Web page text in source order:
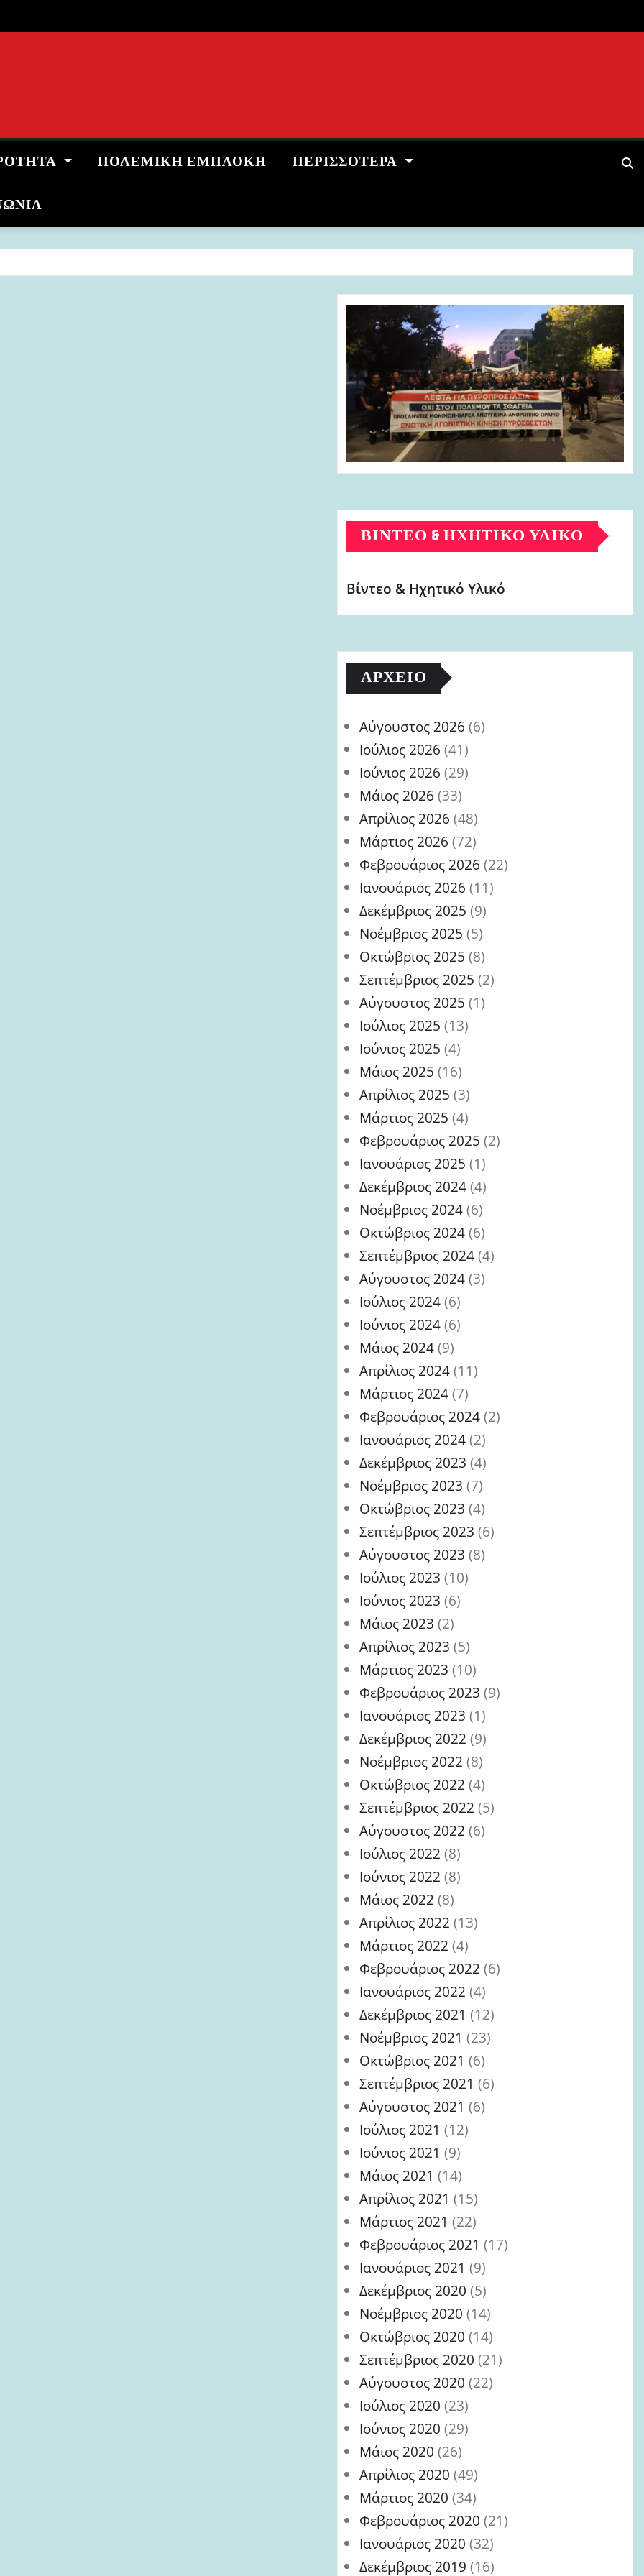
ΠΟΛΕΜΙΚΉ ΕΜΠΛΟΚΉ ΠΕΡΙΣΣΌΤΕΡΑ
ΒΊΝΤΕΟ & ΗΧΗΤΙΚΌ ΥΛΙΚΌ
Βίντεο & Ηχητικό Υλικό
ΑΡΧΕΊΟ
Αύγουστος 2026 (6)
Ιούλιος 2026 (41)
Ιούνιος 2026 (29)
Μάιος 2026 (33)
Απρίλιος 2026 (48)
Μάρτιος 2026 (72)
Φεβρουάριος 2026 (22)
Ιανουάριος 2026 (11)
Δεκέμβριος 2025 (9)
Νοέμβριος 2025 (5)
Οκτώβριος 2025 (8)
Σεπτέμβριος 2025 (2)
Αύγουστος 2025 (1)
Ιούλιος 2025 (13)
Ιούνιος 2025 (4)
Μάιος 2025 (16)
Απρίλιος 2025 (3)
Μάρτιος 2025 (4)
Φεβρουάριος 2025 (2)
Ιανουάριος 2025 (1)
Δεκέμβριος 2024(4)
Νοέμβριος 2024(6)
Οκτώβριος 2024(6)
Σεπτέμβριος 2024(4)
Αύγουστος 2024(3)
Ιούλιος 2024(6)
Ιούνιος 2024(6)
Μάιος 2024(9)
Απρίλιος 2024(11)
Μάρτιος 2024(7)
Φεβρουάριος 2024(2)
Ιανουάριος 2024(2)
Δεκέμβριος 2023 (4)
Νοέμβριος 2023 (7)
Οκτώβριος 2023 (4)
Σεπτέμβριος 2023 (6)
Αύγουστος 2023 (8)
Ιούλιος 2023 (10)
Ιούνιος 2023 (6)
Μάιος 2023 (2)
Απρίλιος 2023 (5)
Μάρτιος 2023 (10)
Φεβρουάριος 2023 (9)
Ιανουάριος 2023 (1)
Δεκέμβριος 2022 (9)
Νοέμβριος 2022 (8)
Οκτώβριος 2022 (4)
Σεπτέμβριος 2022 (5)
Αύγουστος 2022 (6)
Ιούλιος 2022 (8)
Ιούνιος 2022 (8)
Μάιος 2022 (8)
Απρίλιος 2022 (13)
Μάρτιος 2022 (4)
Φεβρουάριος 2022 (6)
Ιανουάριος 2022 (4)
Δεκέμβριος 2021 (12)
Νοέμβριος 2021 (23)
Οκτώβριος 2021 (6)
Σεπτέμβριος 2021 (6)
Αύγουστος 2021 (6)
Ιούλιος 2021 (12)
Ιούνιος 2021 (9)
Μάιος 2021 (14)
Απρίλιος 2021 (15)
Μάρτιος 2021 (22)
Φεβρουάριος 2021 (17)
Ιανουάριος 2021 (9)
Δεκέμβριος 2020 (5)
Νοέμβριος 2020 (14)
Οκτώβριος 2020 (14)
Σεπτέμβριος 2020 (21)
Αύγουστος 2020 (22)
Ιούλιος 2020 (23)
Ιούνιος 2020 (29)
Μάιος 2020 (26)
Απρίλιος 2020 (49)
Μάρτιος 2020 (34)
Φεβρουάριος 2020 (21)
Ιανουάριος 2020 (32)
Δεκέμβριος 2019 (16)